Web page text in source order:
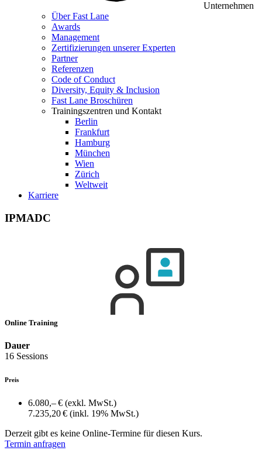
Unternehmen
Über Fast Lane
Awards
Management
Zertifizierungen unserer Experten
Partner
Referenzen
Code of Conduct
Diversity, Equity & Inclusion
Fast Lane Broschüren
Trainingszentren und Kontakt
Berlin
Frankfurt
Hamburg
München
Wien
Zürich
Weltweit
Karriere
IPMADC
Online Training
Dauer
16 Sessions
Preis
6.080,– € (exkl. MwSt.)
7.235,20 € (inkl. 19% MwSt.)
Derzeit gibt es keine Online-Termine für diesen Kurs.
Termin anfragen